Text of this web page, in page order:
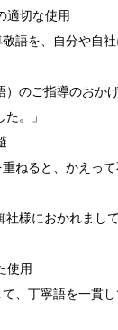
適切な使用
語を、自分や自
）のご指導のおか
。」
ねると、かえっ
社様におかれまし
使用
、丁寧語を一貫